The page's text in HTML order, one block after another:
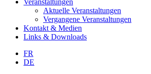
Veranstaltungen
Aktuelle Veranstaltungen
Vergangene Veranstaltungen
Kontakt & Medien
Links & Downloads
FR
DE